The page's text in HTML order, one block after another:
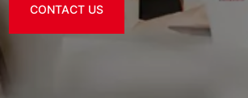
CONTACT US